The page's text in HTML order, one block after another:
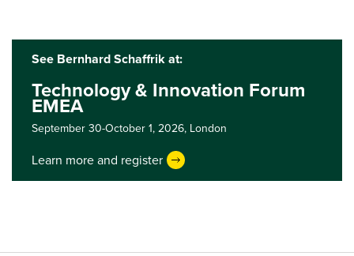
See Bernhard Schaffrik at:
Technology & Innovation Forum
EMEA
September 30-October 1, 2026, London
Learn more and register